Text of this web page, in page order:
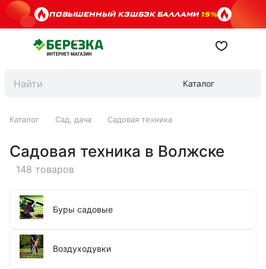
ПОВЫШЕННЫЙ КЭШБЭК БАЛЛАМИ15%
Каталог
Каталог Сад, дача Садовая техника
Садовая техника в Волжске
148 товаров
Буры садовые
Воздуходувки